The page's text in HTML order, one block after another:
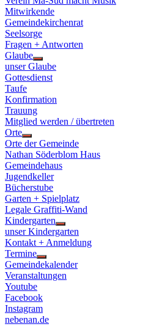
Mitwirkende
Gemeindekirchenrat
Seelsorge
Fragen + Antworten
Glaube
Show
sub
menu
unser Glaube
Gottesdienst
Taufe
Konfirmation
Trauung
Mitglied werden / übertreten
Orte
Show
sub
menu
Orte der Gemeinde
Nathan Söderblom Haus
Gemeindehaus
Jugendkeller
Bücherstube
Garten + Spielplatz
Legale Graffiti-Wand
Kindergarten
Show
sub
menu
unser Kindergarten
Kontakt + Anmeldung
Termine
Show
sub
menu
Gemeindekalender
Veranstaltungen
Youtube
Facebook
Instagram
nebenan.de